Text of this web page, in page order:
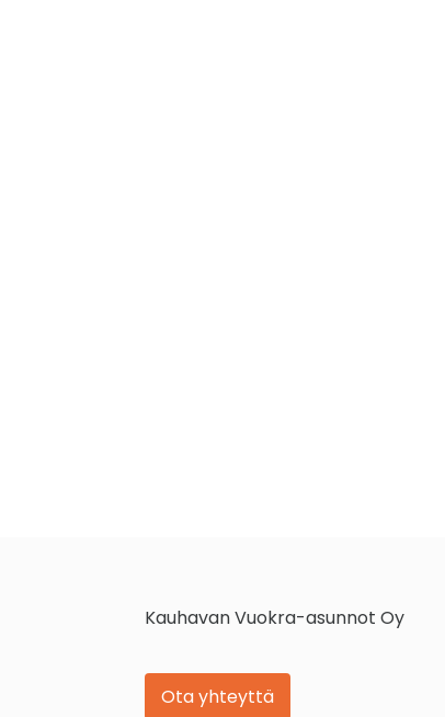
Kauhavan Vuokra-asunnot Oy
Ota yhteyttä